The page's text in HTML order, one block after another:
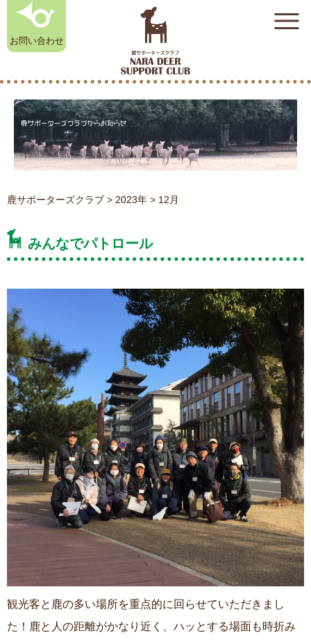
お問い合わせ
鹿サポーターズクラブ > 2023年 > 12月
みんなでパトロール
観光客と鹿の多い場所を重点的に回らせていただきまし
た！鹿と人の距離がかなり近く、ハッとする場面も時折み
初めての方はこちら
奈良鹿雑貨店
（オンラインストア）
奈良公園のシカ相談室
お知らせ
鹿サポーターズクラブについて
奈良公園のシカ相談室
ご利用案内
プライバシーポリシー
リンク集
サイトマップ
お問い合わせ
初めての方はこちら
奈良鹿雑貨店
（オンラインストア）
奈良公園のシカ相談室
お知らせ
鹿サポーターズクラブについて
奈良公園のシカ相談室
ご利用案内
プライバシーポリシー
リンク集
サイトマップ
お問い合わせ